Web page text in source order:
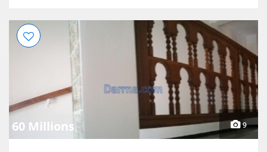
60 Millions 9